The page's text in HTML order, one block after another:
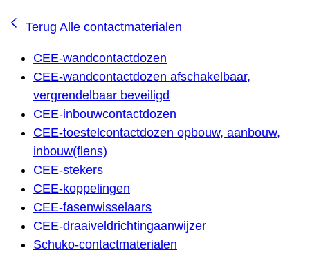
Terug Alle contactmaterialen
CEE-wandcontactdozen
CEE-wandcontactdozen afschakelbaar,
vergrendelbaar beveiligd
CEE-inbouwcontactdozen
CEE-toestelcontactdozen opbouw, aanbouw,
inbouw(flens)
CEE-stekers
CEE-koppelingen
CEE-fasenwisselaars
CEE-draaiveldrichtingaanwijzer
Schuko-contactmaterialen